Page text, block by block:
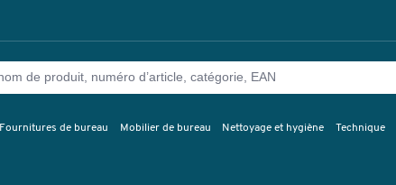
Fournitures de bureau Mobilier de bureau Nettoyage et hygiène Technique